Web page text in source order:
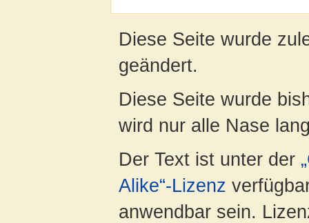
Diese Seite wurde
geändert.
Diese Seite wurde
wird nur alle Nase
Der Text ist unter der
Alike“-Lizenz
anwendbar sein.